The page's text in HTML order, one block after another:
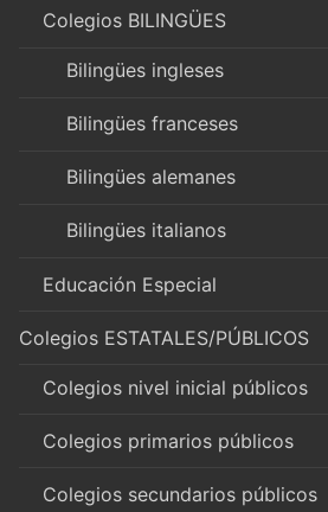
Colegios BILINGÜES
Bilingües ingleses
Bilingües franceses
Bilingües alemanes
Bilingües italianos
Educación Especial
Colegios ESTATALES/PÚBLICOS
Colegios nivel inicial públicos
Colegios primarios públicos
Colegios secundarios públicos